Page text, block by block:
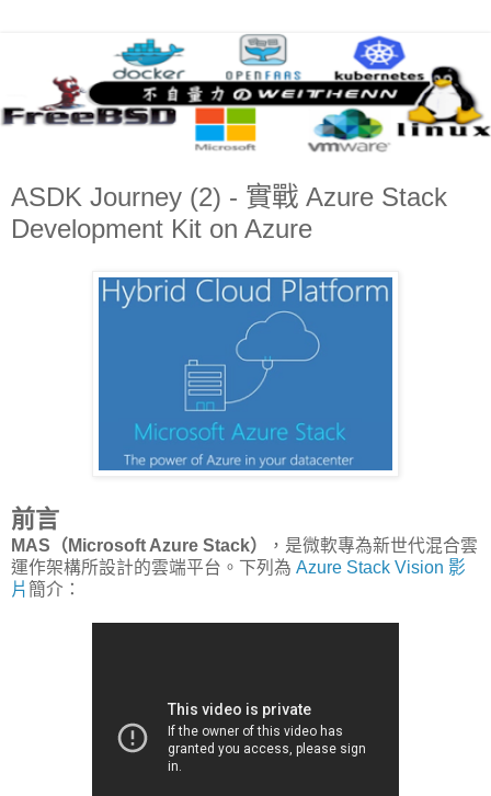
ASDK Journey (2) - 實戰 Azure Stack
Development Kit on Azure
前言
MAS（Microsoft Azure Stack）
，是微軟專為新世代混合雲
運作架構所設計的雲端平台。下列為 Azure Stack Vision 影
片 簡介：